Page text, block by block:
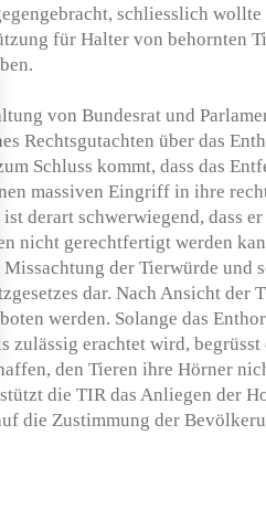
schliesslich wollte
für Halter von behornten
von Bundesrat und
Rechtsgutachten über das
Schluss kommt, dass das
massiven Eingriff in ihre
derart schwerwiegend, dass
nicht gerechtfertigt werden
der Tierwürde und
dar. Nach Ansicht der
werden. Solange das
zulässig erachtet wird,
den Tieren ihre Hörner
die TIR das Anliegen der
die Zustimmung der